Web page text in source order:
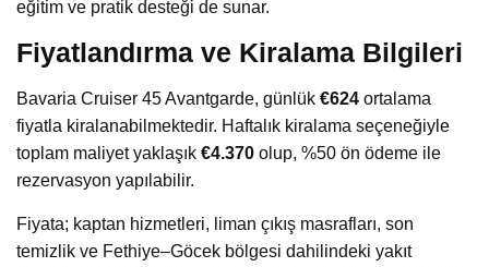
eğitim ve pratik desteği de sunar.
Fiyatlandırma ve Kiralama Bilgileri
Bavaria Cruiser 45 Avantgarde, günlük €624 ortalama
fiyatla kiralanabilmektedir. Haftalık kiralama seçeneğiyle
toplam maliyet yaklaşık €4.370 olup, %50 ön ödeme ile
rezervasyon yapılabilir.
Fiyata; kaptan hizmetleri, liman çıkış masrafları, son
temizlik ve Fethiye–Göcek bölgesi dahilindeki yakıt